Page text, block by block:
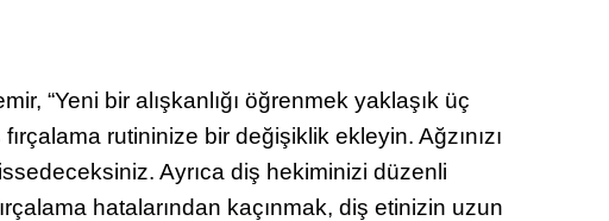
“Yeni bir alışkanlığı öğrenmek yaklaşık üç
rutininize bir değişiklik ekleyin. Ağzınızı
Ayrıca diş hekiminizi düzenli
hatalarından kaçınmak, diş etinizin uzun